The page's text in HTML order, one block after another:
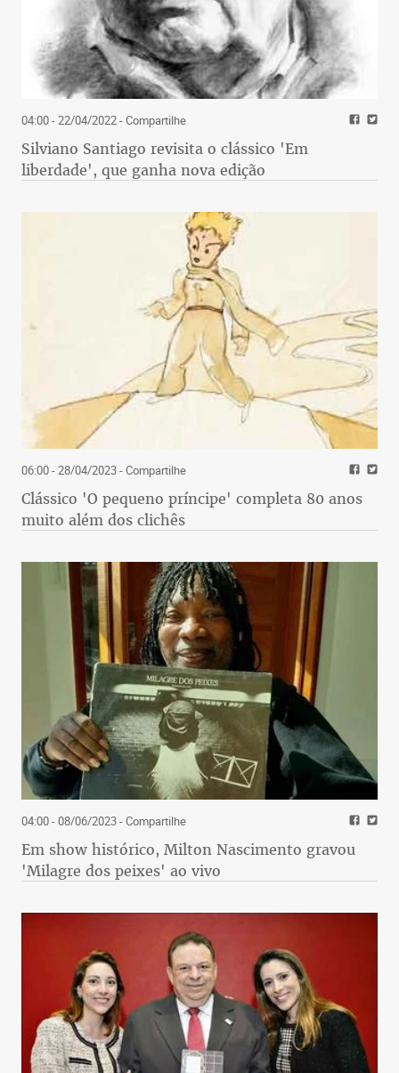
04:00 - 22/04/2022- Compartilhe
Silviano Santiago revisita o clássico 'Em
liberdade', que ganha nova edição
06:00 - 28/04/2023- Compartilhe
Clássico 'O pequeno príncipe' completa 80 anos
muito além dos clichês
04:00 - 08/06/2023- Compartilhe
Em show histórico, Milton Nascimento gravou
'Milagre dos peixes' ao vivo